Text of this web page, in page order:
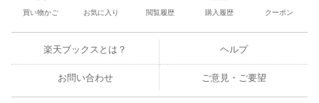
買い物かご お気に入り 閲覧履歴 購入履歴 クーポン
楽天ブックスとは？ ヘルプ
お問い合わせ ご意見・ご要望